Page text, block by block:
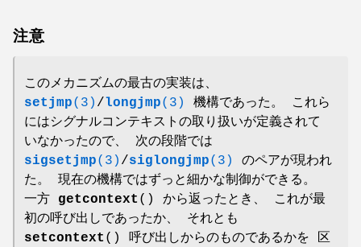
注意
このメカニズムの最古の実装は、
setjmp(3) /longjmp(3)
機構であった。 これら
にはシグナルコンテキストの取り扱いが定義されて
いなかったので、 次の段階では
sigsetjmp(3) /siglongjmp(3)
のペアが現われ
た。 現在の機構ではずっと細かな制御ができる。
一方 getcontext () から返ったとき、 これが最
初の呼び出しであったか、 それとも
setcontext () 呼び出しからのものであるかを 区